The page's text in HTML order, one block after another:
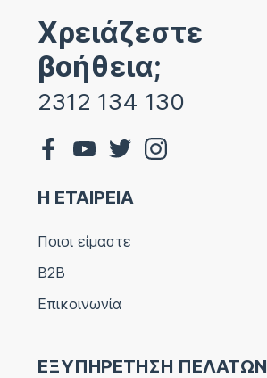
Χρειάζεστε
βοήθεια;
2312 134 130
Η ΕΤΑΙΡΕΙΑ
Ποιοι είμαστε
B2B
Επικοινωνία
ΕΞΥΠΗΡΕΤΗΣΗ ΠΕΛΑΤΩΝ